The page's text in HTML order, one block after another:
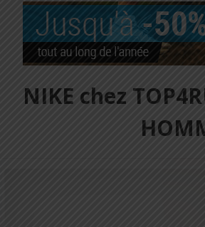
NIKE chez